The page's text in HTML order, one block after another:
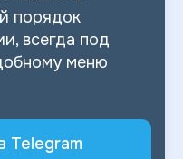
порядок
всегда под
меню
Telegram